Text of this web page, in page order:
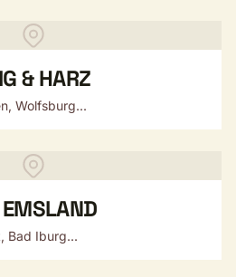
& HARZ
Wolfsburg...
Bad Iburg...